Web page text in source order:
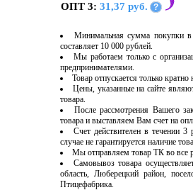
ОПТ 3: 31,37 руб. ?
Минимальная сумма покупки в
составляет 10 000 рублей.
Мы работаем только с
предпринимателями.
Товар отпускается только
Цены, указанные на сайте
товара.
После рассмотрения Вашего
товара и выставляем Вам счет на
Счет действителен в течении
случае не гарантируется наличие
Мы отправляем товар ТК во
Самовывоз товара
область, Люберецкий район,
Птицефабрика.